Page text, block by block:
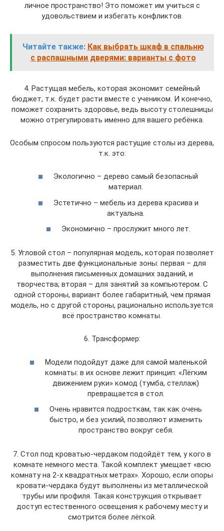
личное пространство! Это поможет им учиться с
удовольствием и избегать конфликтов.
Читайте также: Как выбрать шкаф в спальню
с распашными дверями: варианты с фото
4. Растущая мебель, которая экономит семейный
бюджет, т.к. будет расти вместе с учеником. И конечно,
поможет сохранить здоровье, ведь высоту столешницы
можно отрегулировать именно для вашего ребёнка.
Особым спросом пользуются растущие столы из дерева,
т.к. это:
Экологично – дерево самый безопасный
материал.
Эстетично – мебель из дерева красива и
актуальна.
Экономично – прослужит много лет.
5. Угловой стол – популярная модель, которая позволяет
разместить две функциональные зоны: первая – для
выполнения письменных домашних заданий, и
творчества; вторая – для занятий за компьютером. С
одной стороны, вариант более габаритный, чем прямая
модель, но с другой стороны, рационально используется
всё пространство комнаты.
6. Трансформер:
Модели подойдут даже для самой маленькой
комнаты: в их основе лежит принцип: «Лёгким
движением руки» комод (тумба, стеллаж)
превращается в стол.
Очень нравится подросткам, так как очень
быстро, и без усилий, позволяют изменить
пространство вокруг себя.
7. Стол под кроватью-чердаком подойдёт тем, у кого в
комнате немного места. Такой комплект умещает «всю
комнату на 2-х квадратных метрах». Хорошо, если опоры
кровати-чердака будут выполнены из металлической
трубы или профиля. Такая конструкция открывает
доступ естественного освещения к рабочему месту и
смотрится более лёгкой.